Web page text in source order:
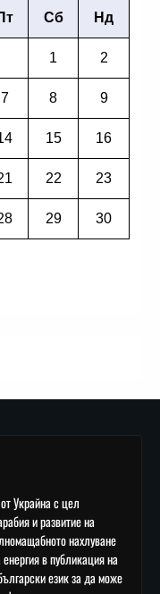
Сб Нд
1 2
7 8 9
15 16
22 23
29 30
Украйна с цел
и развитие на
нахлуване
в публикация на
език за да може